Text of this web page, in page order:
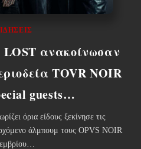
ανακοίνωσαν
TOVR NOIR
guests…
όρια είδους ξεκίνησε τις
άλμπουμ τους OPVS NOIR